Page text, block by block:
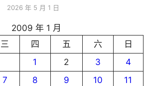
2026 年 5 月 1 日
2009 年 1 月
三 四 五 六
日
1
2 3
4
7 8 9 10
11